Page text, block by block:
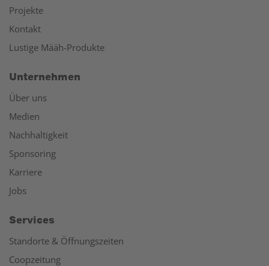
Projekte
Kontakt
Lustige Määh-Produkte
Unternehmen
Über uns
Medien
Nachhaltigkeit
Sponsoring
Karriere
Jobs
Services
Standorte & Öffnungszeiten
Coopzeitung